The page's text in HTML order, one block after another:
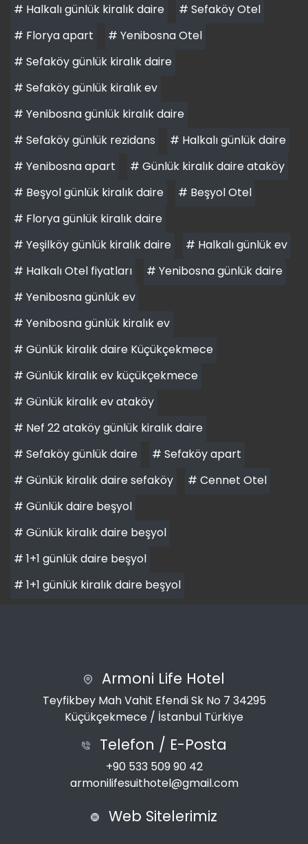
# Halkalı günlük kiralık daire
# Sefaköy Otel
# Florya apart
# Yenibosna Otel
# Sefaköy günlük kiralık daire
# Sefaköy günlük kiralık ev
# Yenibosna günlük kiralık daire
# Sefaköy günlük rezidans
# Halkalı günlük daire
# Yenibosna apart
# Günlük kiralık daire ataköy
# Beşyol günlük kiralık daire
# Beşyol Otel
# Florya günlük kiralık daire
# Yeşilköy günlük kiralık daire
# Halkalı günlük ev
# Halkalı Otel fiyatları
# Yenibosna günlük daire
# Yenibosna günlük ev
# Yenibosna günlük kiralık ev
# Günlük kiralık daire Küçükçekmece
# Günlük kiralık ev küçükçekmece
# Günlük kiralık ev ataköy
# Nef 22 ataköy günlük kiralık daire
# Sefaköy günlük daire
# Sefaköy apart
# Günlük kiralık daire sefaköy
# Cennet Otel
# Günlük daire beşyol
# Günlük kiralık daire beşyol
# 1+1 günlük daire beşyol
# 1+1 günlük kiralık daire beşyol
Armoni Life Hotel
Teyfikbey Mah Vahit Efendi Sk No 7 34295
Küçükçekmece / İstanbul Türkiye
Telefon / E-Posta
+90 533 509 90 42
armonilifesuithotel@gmail.com
Web Sitelerimiz